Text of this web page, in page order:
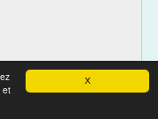
X
et
à Taiwan -